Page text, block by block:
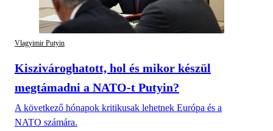
Vlagyimir Putyin
Kiszivároghatott, hol és mikor készül
megtámadni a NATO-t Putyin?
A következő hónapok kritikusak lehetnek Európa és a
NATO számára.